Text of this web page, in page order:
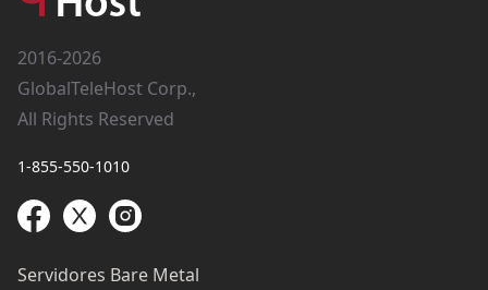
2016-2026
GlobalTeleHost Corp.,
All Rights Reserved
1-855-550-1010
Servidores Bare Metal